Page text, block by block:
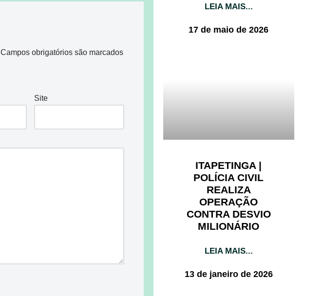
Campos obrigatórios são marcados
Site
LEIA MAIS...
17 de maio de 2026
ITAPETINGA |
POLÍCIA CIVIL
REALIZA
OPERAÇÃO
CONTRA DESVIO
MILIONÁRIO
LEIA MAIS...
13 de janeiro de 2026